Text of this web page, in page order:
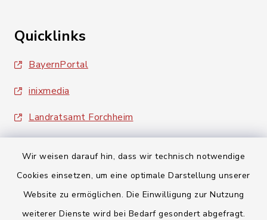
Wir weisen darauf hin, dass wir technisch notwendige
Cookies einsetzen, um eine optimale Darstellung unserer
Website zu ermöglichen. Die Einwilligung zur Nutzung
weiterer Dienste wird bei Bedarf gesondert abgefragt.
Quicklinks
BayernPortal
inixmedia
Landratsamt Forchheim